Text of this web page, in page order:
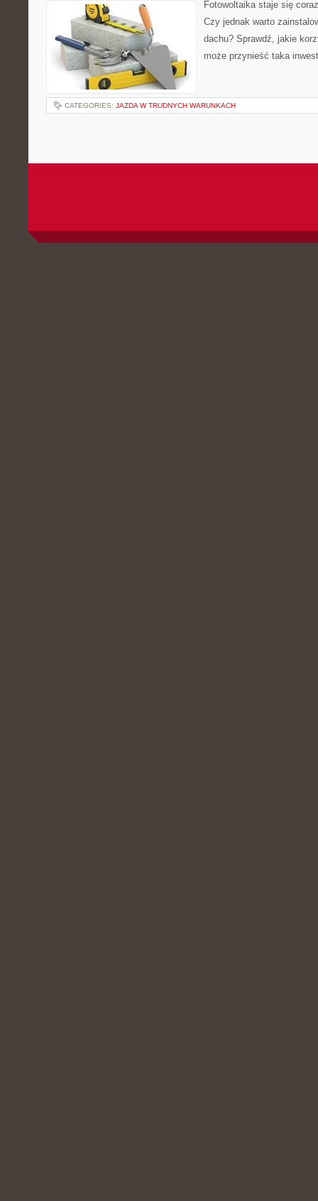
Fotowoltaika staje się
Czy jednak warto
dachu? Sprawdź, jakie
może przynieść taka
CATEGORIES: JAZDA W TRUDNYCH WARUNKACH